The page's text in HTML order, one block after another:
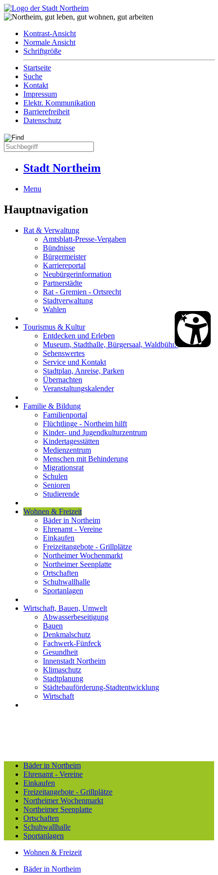
Kontrast-Ansicht
Normale Ansicht
Schriftgröße
Startseite
Suche
Kontakt
Impressum
Elektr. Kommunikation
Barrierefreiheit
Datenschutz
Stadt Northeim
Menu
Hauptnavigation
Rat & Verwaltung
Amtsblatt-Presse-Vergaben
Bündnisse
Bürgermeister
Karriereportal
Neubürgerinformation
Partnerstädte
Rat - Gremien - Ortsrecht
Stadtverwaltung
Wahlen
Tourismus & Kultur
Entdecken und Erleben
Museum, Stadthalle, Bürgersaal, Waldbühne
Sehenswertes
Service und Kontakt
Stadtplan, Anreise, Parken
Übernachten
Veranstaltungskalender
Familie & Bildung
Familienportal
Flüchtlinge - Northeim hilft
Kinder- und Jugendkulturzentrum
Kindertagesstätten
Medienzentrum
Menschen mit Behinderung
Migrationsrat
Schulen
Senioren
Studierende
Wohnen & Freizeit
Bäder in Northeim
Ehrenamt - Vereine
Einkaufen
Freizeitangebote - Grillplätze
Northeimer Wochenmarkt
Northeimer Seenplatte
Ortschaften
Schuhwallhalle
Sportanlagen
Wirtschaft, Bauen, Umwelt
Abwasserbeseitigung
Bauen
Denkmalschutz
Fachwerk-Fünfeck
Gesundheit
Innenstadt Northeim
Klimaschutz
Stadtplanung
Städtebauförderung-Stadtentwicklung
Wirtschaft
Bäder in Northeim
Ehrenamt - Vereine
Einkaufen
Freizeitangebote - Grillplätze
Northeimer Wochenmarkt
Northeimer Seenplatte
Ortschaften
Schuhwallhalle
Sportanlagen
Wohnen & Freizeit
Bäder in Northeim